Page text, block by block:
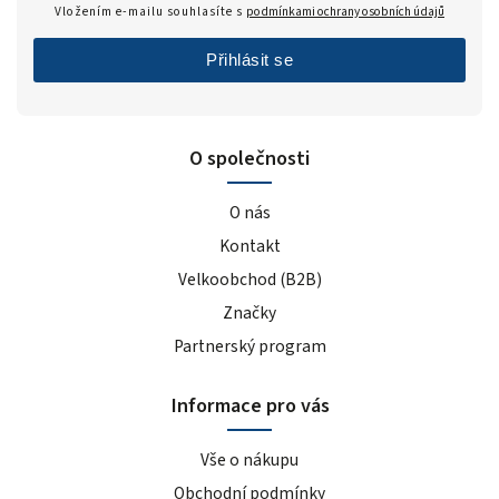
O společnosti
O nás
Kontakt
Velkoobchod (B2B)
Značky
Partnerský program
Informace pro vás
Vše o nákupu
Obchodní podmínky
Vložením e-mailu souhlasíte s podmínkami ochrany osobních údajů
Přihlásit se